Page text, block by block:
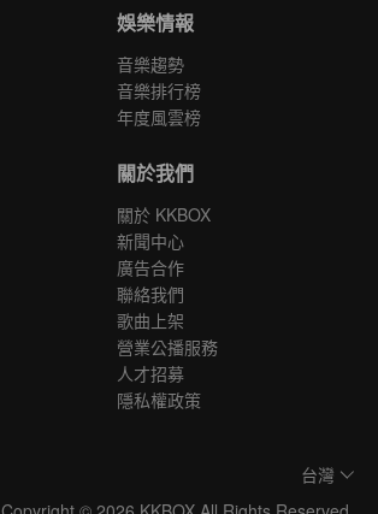
娛樂情報
音樂趨勢
音樂排行榜
年度風雲榜
關於我們
關於 KKBOX
新聞中心
廣告合作
聯絡我們
歌曲上架
營業公播服務
人才招募
隱私權政策
台灣